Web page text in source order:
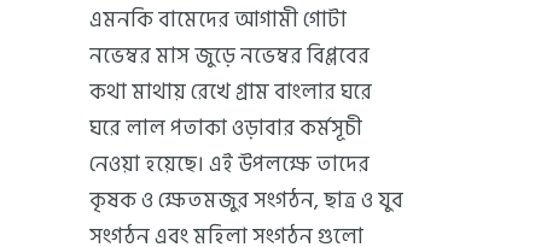
এমনকি বামেদের আগামী গোটা
নভেম্বর মাস জুড়ে নভেম্বর বিপ্লবের
কথা মাথায় রেখে গ্রাম বাংলার ঘরে
ঘরে লাল পতাকা ওড়াবার কর্মসূচী
নেওয়া হয়েছে। এই উপলক্ষে তাদের
কৃষক ও ক্ষেতমজুর সংগঠন, ছাত্র ও যুব
সংগঠন এবং মহিলা সংগঠন গুলো